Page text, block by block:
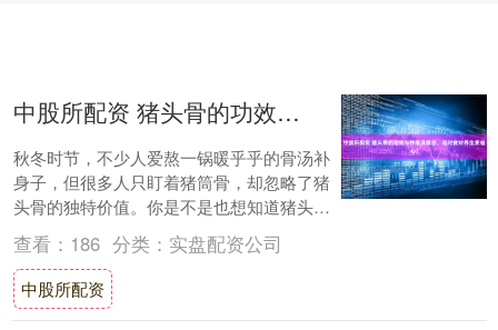
中股所配资 猪头骨的功效与作用及禁忌，选对食材养生更省心！
秋冬时节，不少人爱熬一锅暖乎乎的骨汤补
身子，但很多人只盯着猪筒骨，却忽略了猪
头骨的独特价值。你是不是也想知道猪头骨
到底有哪些功效，食用时要注意什么，又该
怎么选到....
查看： 186 分类： 实盘配资公司
中股所配资